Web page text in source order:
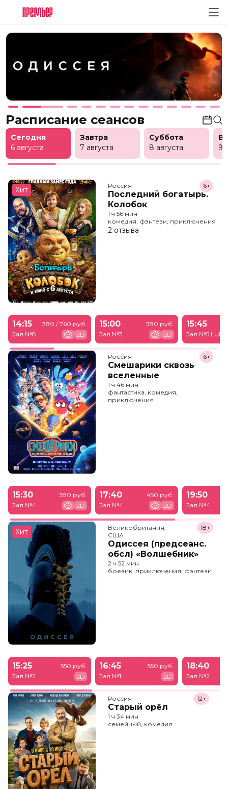
Расписание сеансов
Сегодня
6 августа
Завтра
7 августа
Суббота
8 августа
9
Хит Россия
Последний богатырь.
Колобок
6+
1 ч 56 мин
комедия, фэнтези, приключения
2 отзыва
14:15
Зал №8
380 / 760 руб.
2D
15:00
Зал №3
380 руб.
2D
15:45
Зал №5
Россия
Смешарики сквозь
вселенные
6+
1 ч 46 мин
фантастика, комедия,
приключения
15:30
Зал №4
380 руб.
2D
17:40
Зал №4
450 руб.
2D
19:50
Зал №4
Хит
Великобритания,
США
Одиссея (предсеанс.
обсл) «Волшебник»
18+
2 ч 52 мин
боевик, приключения, фэнтези
15:25
Зал №2
550 руб.
2D
16:45
Зал №1
550 руб.
2D
18:40
Зал №2
Россия
Старый орёл
12+
1 ч 34 мин
семейный, комедия